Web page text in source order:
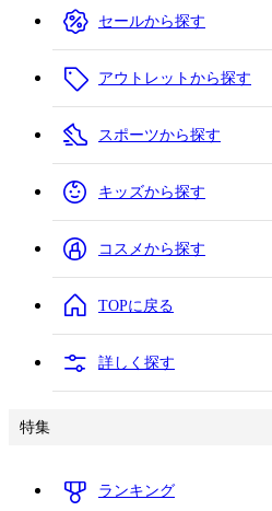
セールから探す
アウトレットから探す
スポーツから探す
キッズから探す
コスメから探す
TOPに戻る
詳しく探す
特集
ランキング